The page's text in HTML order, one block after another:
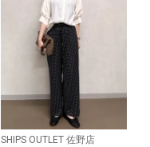
SHIPS OUTLET 佐野店